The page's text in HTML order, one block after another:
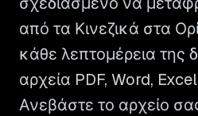
από τα Κινεζικά στα
κάθε λεπτομέρεια της
αρχεία PDF, Word,
Ανεβάστε το αρχείο